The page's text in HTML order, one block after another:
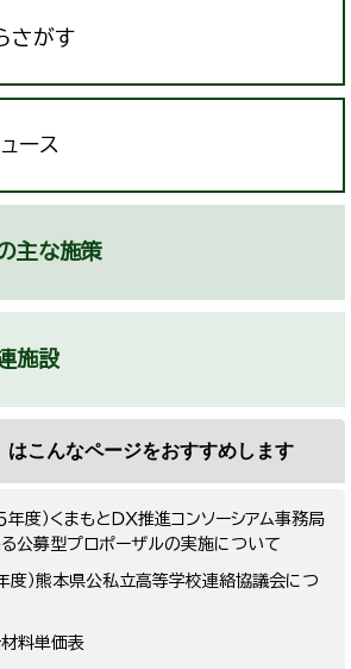
さがす
ース
主な施策
施設
はこんなページをおすすめします
年度）くまもとＤＸ推進コンソーシアム事務局
公募型プロポーザルの実施について
度）熊本県公私立高等学校連絡協議会につ
料単価表